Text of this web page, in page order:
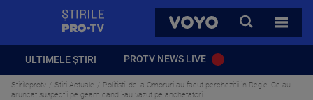
VOYO
CAUTA
TOATE
ULTIMELE ȘTIRI PROTV NEWS LIVE
Stirileprotv Știri Actuale
Politistii de la Omoruri au facut perchezitii in Regie. Ce au
aruncat suspectii pe geam cand i-au vazut pe anchetatori